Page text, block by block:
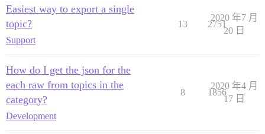
Easiest way to export a single
topic?
Support
13 2751
2020 年7 月
20 日
How do I get the json for the
each raw from topics in the
category?
Development
8 1856
2020 年4 月
17 日